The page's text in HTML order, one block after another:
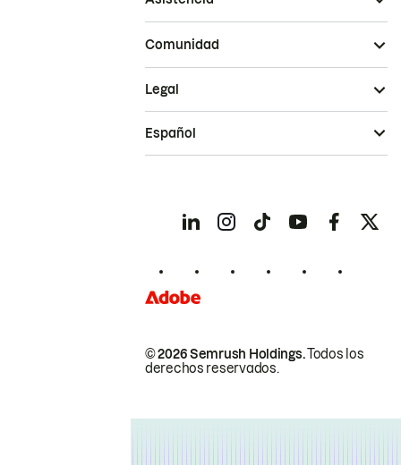
Comunidad
© 2026 Semrush Holdings.Todos los
derechos reservados.
Legal
Español